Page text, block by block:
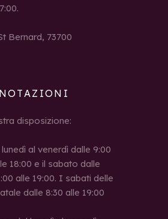
Bernard, 73700
disposizione:
al venerdì dalle 9:00
18:00 e il sabato dalle
alle 19:00. I sabati delle
dalle 8:30 alle 19:00